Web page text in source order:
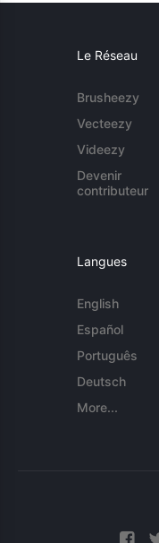
Le Réseau
Brusheezy
Vecteezy
Videezy
Devenir
contributeur
Langues
English
Español
Português
Deutsch
More...